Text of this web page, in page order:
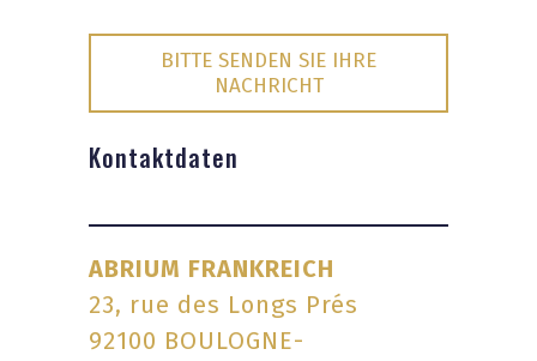
BITTE SENDEN SIE IHRE
NACHRICHT
Kontaktdaten
ABRIUM FRANKREICH
23, rue des Longs Prés
92100 BOULOGNE-